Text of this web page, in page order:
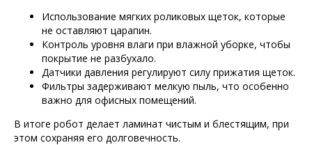
Использование мягких роликовых щеток, которые
не оставляют царапин.
Контроль уровня влаги при влажной уборке, чтобы
покрытие не разбухало.
Датчики давления регулируют силу прижатия щеток.
Фильтры задерживают мелкую пыль, что особенно
важно для офисных помещений.
В итоге робот делает ламинат чистым и блестящим, при
этом сохраняя его долговечность.